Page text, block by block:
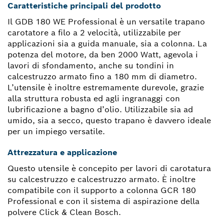
Caratteristiche principali del prodotto
Il GDB 180 WE Professional è un versatile trapano
carotatore a filo a 2 velocità, utilizzabile per
applicazioni sia a guida manuale, sia a colonna. La
potenza del motore, da ben 2000 Watt, agevola i
lavori di sfondamento, anche su tondini in
calcestruzzo armato fino a 180 mm di diametro.
L’utensile è inoltre estremamente durevole, grazie
alla struttura robusta ed agli ingranaggi con
lubrificazione a bagno d’olio. Utilizzabile sia ad
umido, sia a secco, questo trapano è davvero ideale
per un impiego versatile.
Attrezzatura e applicazione
Questo utensile è concepito per lavori di carotatura
su calcestruzzo e calcestruzzo armato. È inoltre
compatibile con il supporto a colonna GCR 180
Professional e con il sistema di aspirazione della
polvere Click & Clean Bosch.